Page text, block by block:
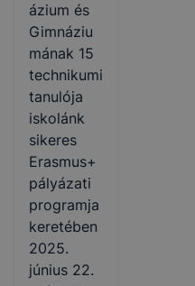
ázium és
Gimnáziu
mának 15
technikumi
tanulója
iskolánk
sikeres
Erasmus+
pályázati
programja
keretében
2025.
június 22.